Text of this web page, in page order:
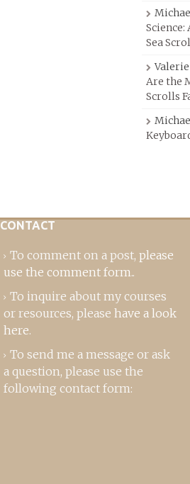
Science:
Sea
Are the
Scrolls
CONTACT
To comment on a post, please
use the comment form..
To inquire about my courses
or resources, please have a look
here.
To send me a message or ask
a question, please use the
following contact form: